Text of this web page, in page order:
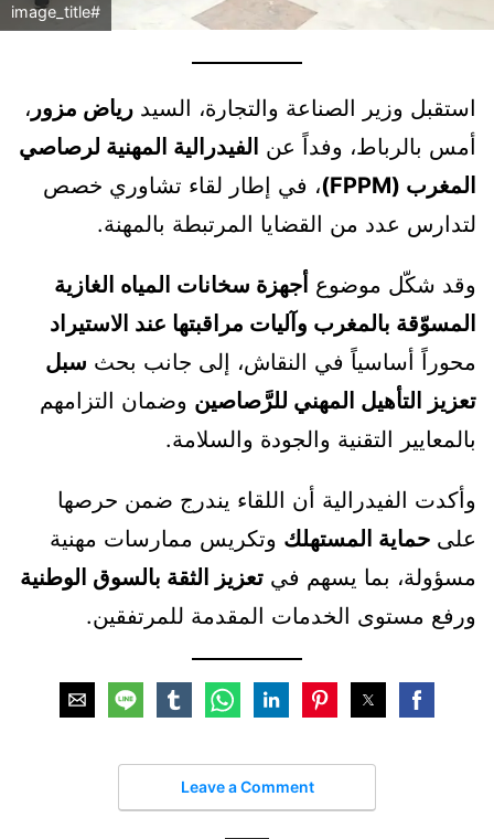
#image_title
استقبل وزير الصناعة والتجارة، السيد رياض مزور ،
أمس بالرباط، وفداً عن الفيدرالية المهنية لرصاصي
المغرب (FPPM)
، في إطار لقاء تشاوري خصص
لتدارس عدد من القضايا المرتبطة بالمهنة.
وقد شكّل موضوع أجهزة سخانات المياه الغازية
المسوّقة بالمغرب وآليات مراقبتها عند الاستيراد
محوراً أساسياً في النقاش، إلى جانب بحث سبل
تعزيز التأهيل المهني للرَّصاصين وضمان التزامهم
بالمعايير التقنية والجودة والسلامة.
وأكدت الفيدرالية أن اللقاء يندرج ضمن حرصها
على حماية المستهلك وتكريس ممارسات مهنية
مسؤولة، بما يسهم في تعزيز الثقة بالسوق الوطنية
ورفع مستوى الخدمات المقدمة للمرتفقين.
Leave a Comment